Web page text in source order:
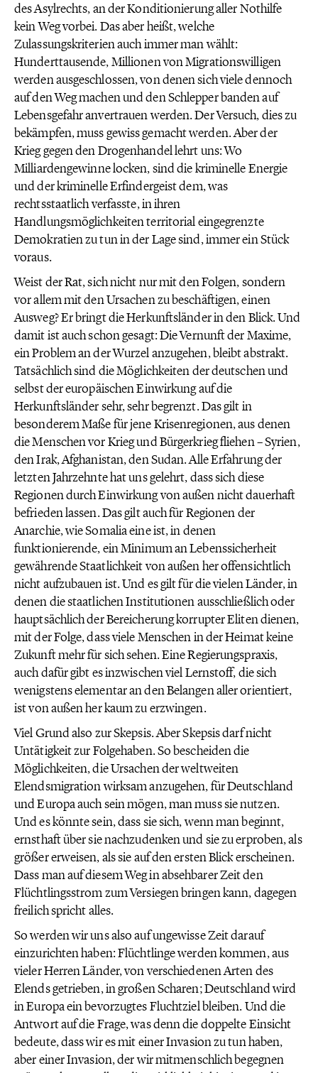
des Asylrechts, an der Konditionierung aller Nothilfe
kein Weg vorbei. Das aber heißt, welche
Zulassungskriterien auch immer man wählt:
Hunderttausende, Millionen von Migrationswilligen
werden ausgeschlossen, von denen sich viele dennoch
auf den Weg machen und den Schlepper banden auf
Lebensgefahr anvertrauen werden. Der Versuch, dies zu
bekämpfen, muss gewiss gemacht werden. Aber der
Krieg gegen den Drogenhandel lehrt uns: Wo
Milliardengewinne locken, sind die kriminelle Energie
und der kriminelle Erfindergeist dem, was
rechtsstaatlich verfasste, in ihren
Handlungsmöglichkeiten territorial eingegrenzte
Demokratien zu tun in der Lage sind, immer ein Stück
voraus.
Weist der Rat, sich nicht nur mit den Folgen, sondern
vor allem mit den Ursachen zu beschäftigen, einen
Ausweg? Er bringt die Herkunftsländer in den Blick. Und
damit ist auch schon gesagt: Die Vernunft der Maxime,
ein Problem an der Wurzel anzugehen, bleibt abstrakt.
Tatsächlich sind die Möglichkeiten der deutschen und
selbst der europäischen Einwirkung auf die
Herkunftsländer sehr, sehr begrenzt. Das gilt in
besonderem Maße für jene Krisenregionen, aus denen
die Menschen vor Krieg und Bürgerkrieg fliehen – Syrien,
den Irak, Afghanistan, den Sudan. Alle Erfahrung der
letzten Jahrzehnte hat uns gelehrt, dass sich diese
Regionen durch Einwirkung von außen nicht dauerhaft
befrieden lassen. Das gilt auch für Regionen der
Anarchie, wie Somalia eine ist, in denen
funktionierende, ein Minimum an Lebenssicherheit
gewährende Staatlichkeit von außen her offensichtlich
nicht aufzubauen ist. Und es gilt für die vielen Länder, in
denen die staatlichen Institutionen ausschließlich oder
hauptsächlich der Bereicherung korrupter Eliten dienen,
mit der Folge, dass viele Menschen in der Heimat keine
Zukunft mehr für sich sehen. Eine Regierungspraxis,
auch dafür gibt es inzwischen viel Lernstoff, die sich
wenigstens elementar an den Belangen aller orientiert,
ist von außen her kaum zu erzwingen.
Viel Grund also zur Skepsis. Aber Skepsis darf nicht
Untätigkeit zur Folgehaben. So bescheiden die
Möglichkeiten, die Ursachen der weltweiten
Elendsmigration wirksam anzugehen, für Deutschland
und Europa auch sein mögen, man muss sie nutzen.
Und es könnte sein, dass sie sich, wenn man beginnt,
ernsthaft über sie nachzudenken und sie zu erproben, als
größer erweisen, als sie auf den ersten Blick erscheinen.
Dass man auf diesem Weg in absehbarer Zeit den
Flüchtlingsstrom zum Versiegen bringen kann, dagegen
freilich spricht alles.
So werden wir uns also auf ungewisse Zeit darauf
einzurichten haben: Flüchtlinge werden kommen, aus
vieler Herren Länder, von verschiedenen Arten des
Elends getrieben, in großen Scharen; Deutschland wird
in Europa ein bevorzugtes Fluchtziel bleiben. Und die
Antwort auf die Frage, was denn die doppelte Einsicht
bedeute, dass wir es mit einer Invasion zu tun haben,
aber einer Invasion, der wir mitmenschlich begegnen